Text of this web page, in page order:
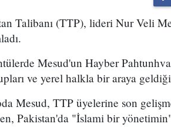
Talibanı (TTP), lideri Nur Veli
Mesud'un Hayber
ve yerel halkla bir araya
Mesud, TTP üyelerine son
Pakistan'da "İslami bir